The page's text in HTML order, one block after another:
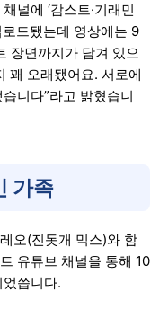
널에 ‘감스트·기래민
드됐는데 영상에는 9
장면까지가 담겨 있으
꽤 오래됐어요. 서로에
니다”라고 밝혔습니
가족
오(진돗개 믹스)와 함
유튜브 채널을 통해 10
씁니다.